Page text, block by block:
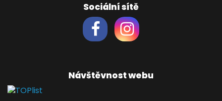
Sociální sítě
Návštěvnost webu